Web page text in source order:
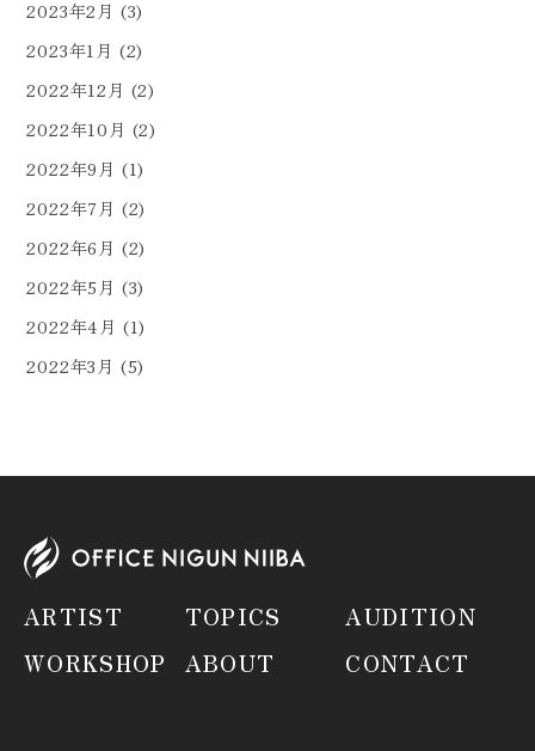
2023年2月 (3)
2023年1月 (2)
2022年12月 (2)
2022年10月 (2)
2022年9月 (1)
2022年7月 (2)
2022年6月 (2)
2022年5月 (3)
2022年4月 (1)
2022年3月 (5)
ARTIST TOPICS
AUDITION
WORKSHOP
ABOUT CONTACT